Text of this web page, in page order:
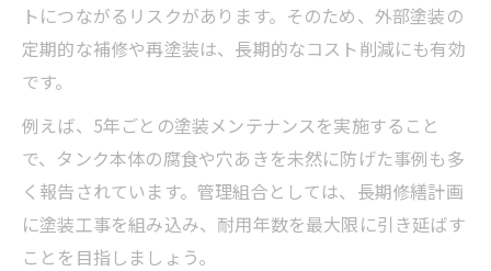
トにつながるリスクがあります。そのため、外部塗装の
定期的な補修や再塗装は、長期的なコスト削減にも有効
です。
例えば、5年ごとの塗装メンテナンスを実施すること
で、タンク本体の腐食や穴あきを未然に防げた事例も多
く報告されています。管理組合としては、長期修繕計画
に塗装工事を組み込み、耐用年数を最大限に引き延ばす
ことを目指しましょう。